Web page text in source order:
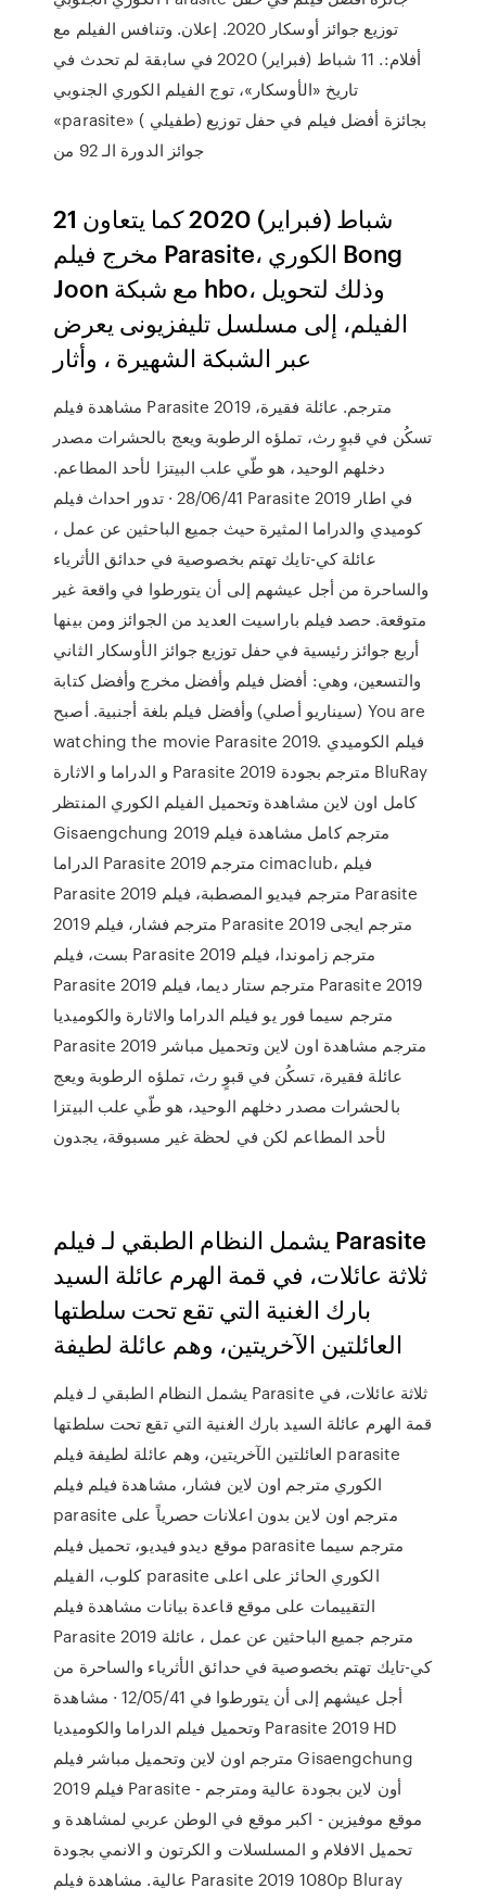
توزيع جوائز أوسكار 2020. إعلان. وتنافس الفيلم مع
أفلام:. 11 شباط (فبراير) 2020 في سابقة لم تحدث في
تاريخ «الأوسكار»، توج الفيلم الكوري الجنوبي
«parasite» ( طفيلي) بجائزة أفضل فيلم في حفل توزيع
21 شباط (فبراير) 2020 كما يتعاون
مخرج فيلم Parasite، الكوري Bong
Joon مع شبكة hbo، وذلك لتحويل
الفيلم، إلى مسلسل تليفزيونى يعرض
مشاهدة فيلم Parasite 2019 مترجم. عائلة فقيرة،
تسكُن في قبوٍ رث، تملؤه الرطوبة ويعج بالحشرات مصدر
دخلهم الوحيد، هو طّي علب البيتزا لأحد المطاعم.
28/06/41 · تدور احداث فيلم Parasite 2019 في اطار
كوميدي والدراما المثيرة حيث جميع الباحثين عن عمل ،
عائلة كي-تايك تهتم بخصوصية في حدائق الأثرياء
والساحرة من أجل عيشهم إلى أن يتورطوا في واقعة غير
متوقعة. حصد فيلم باراسيت العديد من الجوائز ومن بينها
أربع جوائز رئيسية في حفل توزيع جوائز الأوسكار الثاني
والتسعين، وهي: أفضل فيلم وأفضل مخرج وأفضل كتابة
(سيناريو أصلي) وأفضل فيلم بلغة أجنبية. أصبح You are
watching the movie Parasite 2019. فيلم الكوميدي
و الدراما و الاثارة Parasite 2019 مترجم بجودة BluRay
كامل اون لاين مشاهدة وتحميل الفيلم الكوري المنتظر
Gisaengchung 2019 مترجم كامل مشاهدة فيلم
الدراما Parasite 2019 مترجم cimaclub، فيلم
Parasite 2019 مترجم فيديو المصطبة، فيلم Parasite
2019 مترجم فشار، فيلم Parasite 2019 مترجم ايجى
بست، فيلم Parasite 2019 مترجم زاموندا، فيلم
Parasite 2019 مترجم ستار ديما، فيلم Parasite 2019
مترجم سيما فور يو فيلم الدراما والاثارة والكوميديا
Parasite 2019 مترجم مشاهدة اون لاين وتحميل مباشر
عائلة فقيرة، تسكُن في قبوٍ رث، تملؤه الرطوبة ويعج
بالحشرات مصدر دخلهم الوحيد، هو طّي علب البيتزا
لأحد المطاعم لكن في لحظة غير مسبوقة، يجدون
يشمل النظام الطبقي لـ فيلم Parasite
ثلاثة عائلات، في قمة الهرم عائلة السيد
بارك الغنية التي تقع تحت سلطتها
العائلتين الآخريتين، وهم عائلة لطيفة
يشمل النظام الطبقي لـ فيلم Parasite ثلاثة عائلات، في
قمة الهرم عائلة السيد بارك الغنية التي تقع تحت سلطتها
العائلتين الآخريتين، وهم عائلة لطيفة فيلم parasite
الكوري مترجم اون لاين فشار، مشاهدة فيلم فيلم
parasite مترجم اون لاين بدون اعلانات حصرياً على
موقع ديدو فيديو، تحميل فيلم parasite مترجم سيما
كلوب، الفيلم parasite الكوري الحائز على اعلى
التقييمات على موقع قاعدة بيانات مشاهدة فيلم
Parasite 2019 مترجم جميع الباحثين عن عمل ، عائلة
كي-تايك تهتم بخصوصية في حدائق الأثرياء والساحرة من
أجل عيشهم إلى أن يتورطوا في 12/05/41 · مشاهدة
وتحميل فيلم الدراما والكوميديا Parasite 2019 HD
مترجم اون لاين وتحميل مباشر فيلم Gisaengchung
2019 فيلم Parasite أون لاين بجودة عالية ومترجم -
موقع موفيزين - اكبر موقع في الوطن عربي لمشاهدة و
تحميل الافلام و المسلسلات و الكرتون و الانمي بجودة
عالية. مشاهدة فيلم Parasite 2019 1080p Bluray